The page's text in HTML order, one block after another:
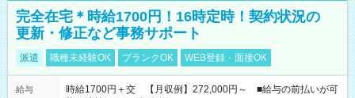
完全在宅＊時給1700円！16時定時！契約状況の
更新・修正など事務サポート
派遣 職種未経験OK ブランクOK WEB登録・面接OK
給与
時給1700円＋交 【月収例】272,000円～ ■給与の前払いが可